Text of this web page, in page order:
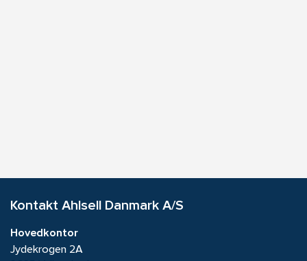
Kontakt Ahlsell Danmark A/S
Hovedkontor
Jydekrogen 2A